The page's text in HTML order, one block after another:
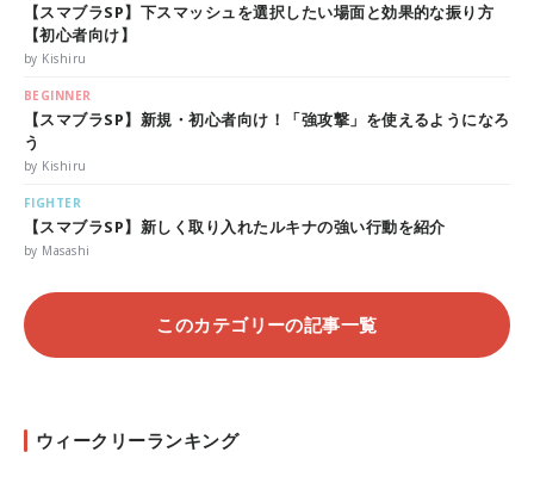
【スマブラSP】下スマッシュを選択したい場面と効果的な振り方
【初心者向け】
by Kishiru
BEGINNER
【スマブラSP】新規・初心者向け！「強攻撃」を使えるようになろ
う
by Kishiru
FIGHTER
【スマブラSP】新しく取り入れたルキナの強い行動を紹介
by Masashi
このカテゴリーの記事一覧
ウィークリーランキング